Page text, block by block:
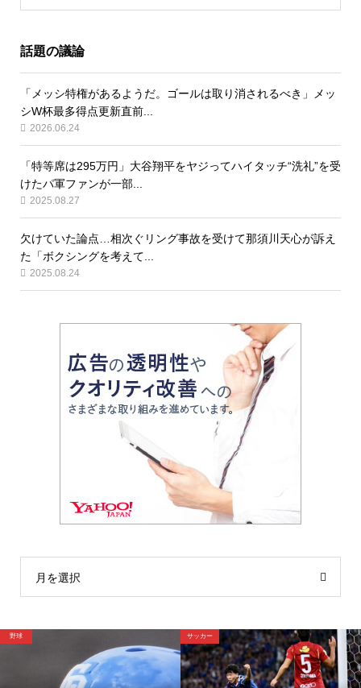
話題の議論
「メッシ特権があるようだ。ゴールは取り消されるべき」メッ
シW杯最多得点更新直前...
2026.06.24
「特等席は295万円」大谷翔平をヤジってハイタッチ“洗礼”を受
けたパ軍ファンが一部...
2025.08.27
欠けていた論点…相次ぐリング事故を受けて那須川天心が訴え
た「ボクシングを考えて...
2025.08.24
月を選択
野球